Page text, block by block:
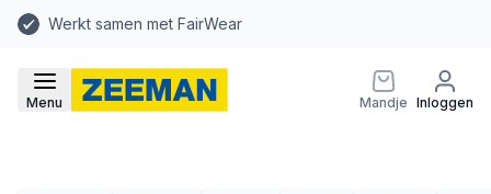
Werkt samen met FairWear
Menu Mandje Inloggen